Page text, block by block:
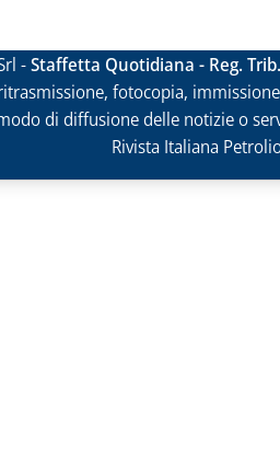
-Staffetta Quotidiana - Reg.
fotocopia,
di diffusione delle notizie o
Rivista Italiana